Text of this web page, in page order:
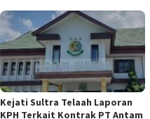
Kejati Sultra Telaah Laporan
KPH Terkait Kontrak PT Antam